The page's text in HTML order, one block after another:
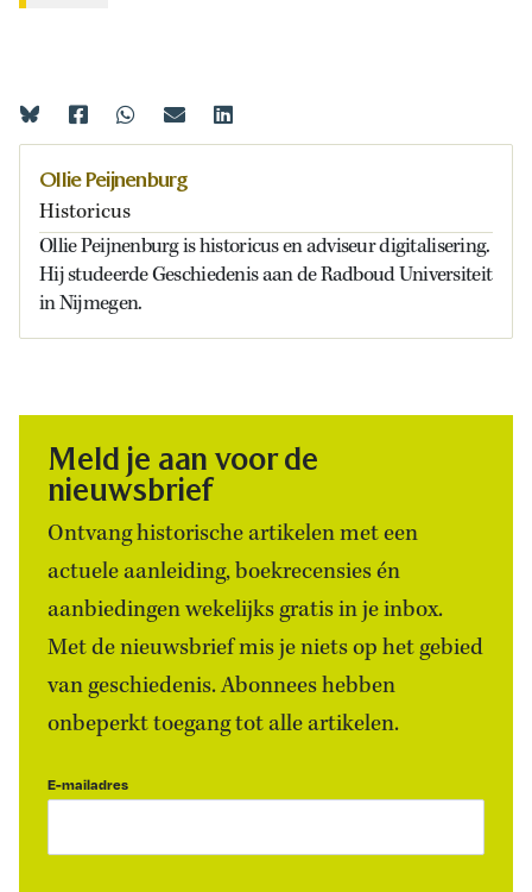
Ollie Peijnenburg
Historicus
Ollie Peijnenburg is historicus en adviseur digitalisering.
Hij studeerde Geschiedenis aan de Radboud Universiteit
in Nijmegen.
Meld je aan voor de
nieuwsbrief
Ontvang historische artikelen met een
actuele aanleiding, boekrecensies én
aanbiedingen wekelijks gratis in je inbox.
Met de nieuwsbrief mis je niets op het gebied
van geschiedenis. Abonnees hebben
onbeperkt toegang tot alle artikelen.
E-mailadres